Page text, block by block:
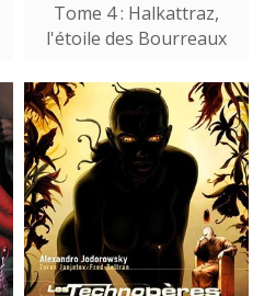
Tome 4 : Halkattraz,
l'étoile des Bourreaux